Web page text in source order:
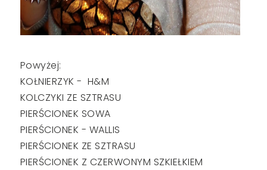
Powyżej:
KOŁNIERZYK - H&M
KOLCZYKI ZE SZTRASU
PIERŚCIONEK SOWA
PIERŚCIONEK - WALLIS
PIERŚCIONEK ZE SZTRASU
PIERŚCIONEK Z CZERWONYM SZKIEŁKIEM